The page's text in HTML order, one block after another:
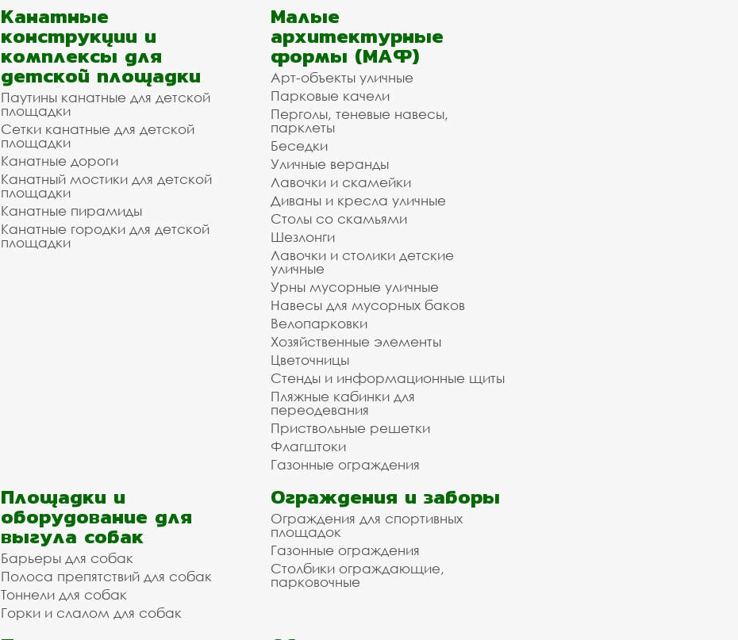
Канатные
конструкции и
комплексы для
детской площадки
Паутины канатные для детской
площадки
Сетки канатные для детской
площадки
Канатные дороги
Канатный мостики для детской
площадки
Канатные пирамиды
Канатные городки для детской
площадки
Малые
архитектурные
формы (МАФ)
Арт-объекты уличные
Парковые качели
Перголы, теневые навесы,
парклеты
Беседки
Уличные веранды
Лавочки и скамейки
Диваны и кресла уличные
Столы со скамьями
Шезлонги
Лавочки и столики детские
уличные
Урны мусорные уличные
Навесы для мусорных баков
Велопарковки
Хозяйственные элементы
Цветочницы
Стенды и информационные щиты
Пляжные кабинки для
переодевания
Приствольные решетки
Флагштоки
Газонные ограждения
Площадки и
оборудование для
выгула собак
Барьеры для собак
Полоса препятствий для собак
Тоннели для собак
Горки и слалом для собак
Ограждения и заборы
Ограждения для спортивных
площадок
Газонные ограждения
Столбики ограждающие,
парковочные